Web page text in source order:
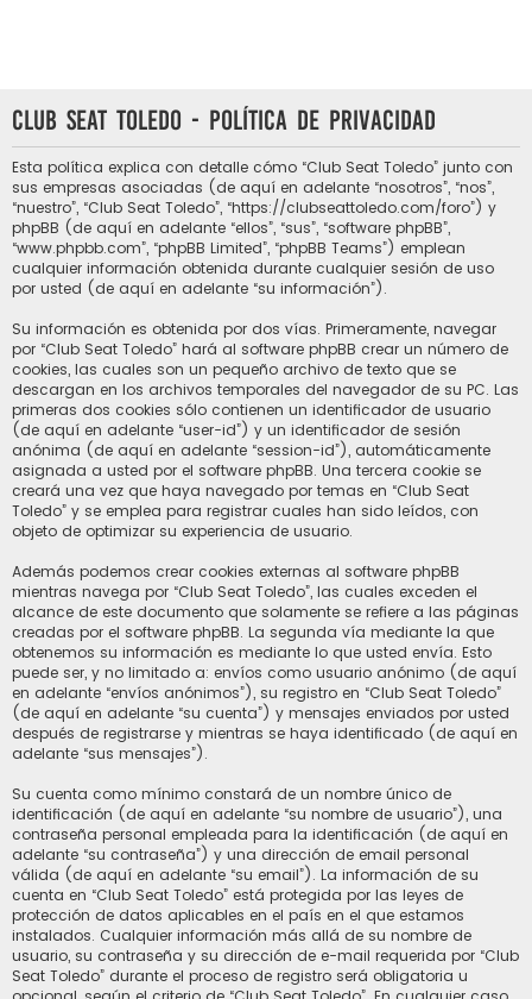
Club Seat Toledo - Política de privacidad
Esta política explica con detalle cómo “Club Seat Toledo” junto con
sus empresas asociadas (de aquí en adelante “nosotros”, “nos”,
“nuestro”, “Club Seat Toledo”, “https://clubseattoledo.com/foro”) y
phpBB (de aquí en adelante “ellos”, “sus”, “software phpBB”,
“www.phpbb.com”, “phpBB Limited”, “phpBB Teams”) emplean
cualquier información obtenida durante cualquier sesión de uso
por usted (de aquí en adelante “su información”).
Su información es obtenida por dos vías. Primeramente, navegar
por “Club Seat Toledo” hará al software phpBB crear un número de
cookies, las cuales son un pequeño archivo de texto que se
descargan en los archivos temporales del navegador de su PC. Las
primeras dos cookies sólo contienen un identificador de usuario
(de aquí en adelante “user-id”) y un identificador de sesión
anónima (de aquí en adelante “session-id”), automáticamente
asignada a usted por el software phpBB. Una tercera cookie se
creará una vez que haya navegado por temas en “Club Seat
Toledo” y se emplea para registrar cuales han sido leídos, con
objeto de optimizar su experiencia de usuario.
Además podemos crear cookies externas al software phpBB
mientras navega por “Club Seat Toledo”, las cuales exceden el
alcance de este documento que solamente se refiere a las páginas
creadas por el software phpBB. La segunda vía mediante la que
obtenemos su información es mediante lo que usted envía. Esto
puede ser, y no limitado a: envíos como usuario anónimo (de aquí
en adelante “envíos anónimos”), su registro en “Club Seat Toledo”
(de aquí en adelante “su cuenta”) y mensajes enviados por usted
después de registrarse y mientras se haya identificado (de aquí en
adelante “sus mensajes”).
Su cuenta como mínimo constará de un nombre único de
identificación (de aquí en adelante “su nombre de usuario”), una
contraseña personal empleada para la identificación (de aquí en
adelante “su contraseña”) y una dirección de email personal
válida (de aquí en adelante “su email”). La información de su
cuenta en “Club Seat Toledo” está protegida por las leyes de
protección de datos aplicables en el país en el que estamos
instalados. Cualquier información más allá de su nombre de
usuario, su contraseña y su dirección de e-mail requerida por “Club
Seat Toledo” durante el proceso de registro será obligatoria u